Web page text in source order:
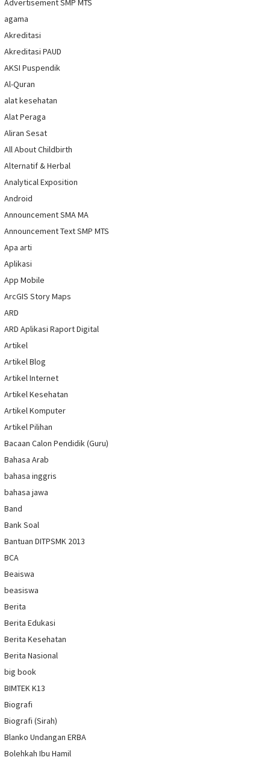
Advertisement SMP MTS
agama
Akreditasi
Akreditasi PAUD
AKSI Puspendik
Al-Quran
alat kesehatan
Alat Peraga
Aliran Sesat
All About Childbirth
Alternatif & Herbal
Analytical Exposition
Android
Announcement SMA MA
Announcement Text SMP MTS
Apa arti
Aplikasi
App Mobile
ArcGIS Story Maps
ARD
ARD Aplikasi Raport Digital
Artikel
Artikel Blog
Artikel Internet
Artikel Kesehatan
Artikel Komputer
Artikel Pilihan
Bacaan Calon Pendidik (Guru)
Bahasa Arab
bahasa inggris
bahasa jawa
Band
Bank Soal
Bantuan DITPSMK 2013
BCA
Beaiswa
beasiswa
Berita
Berita Edukasi
Berita Kesehatan
Berita Nasional
big book
BIMTEK K13
Biografi
Biografi (Sirah)
Blanko Undangan ERBA
Bolehkah Ibu Hamil